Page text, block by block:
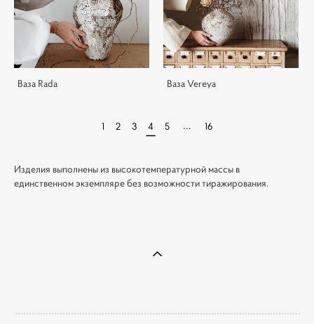
Ваза Rada Ваза Vereya
1 2 3 4 5 ... 16
Изделия выполнены из высокотемпературной массы в
единственном экземпляре без возможности тиражирования.